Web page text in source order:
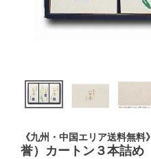
《九州・中国エリア送料無料》
誉）カートン３本詰め